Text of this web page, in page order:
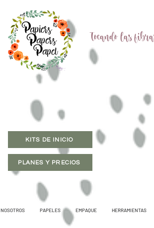
Tocando las
KITS DE INICIO
PLANES Y PRECIOS
NOSOTROS PAPELES EMPAQUE HERRAMIENTAS